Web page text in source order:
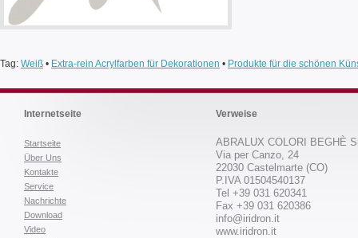
Tag: Weiß • Extra-rein Acrylfarben für Dekorationen • Produkte für die schönen
Internetseite
Startseite
Über Uns
Kontakte
Service
Nachrichte
Download
Video
Verweise
ABRALUX COLORI BEGHÈ
Via per Canzo, 24
22030 Castelmarte (CO)
P.IVA 01504540137
Tel +39 031 620341
Fax +39 031 620386
info@iridron.it
www.iridron.it